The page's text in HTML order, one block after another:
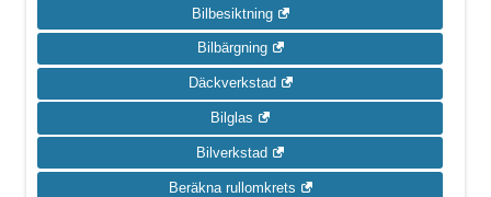
Bilbesiktning
Bilbärgning
Däckverkstad
Bilglas
Bilverkstad
Beräkna rullomkrets